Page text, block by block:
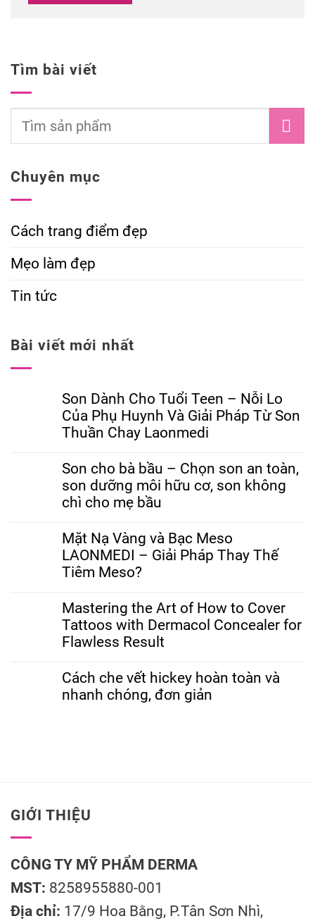
Tìm bài viết
Chuyên mục
Cách trang điểm đẹp
Mẹo làm đẹp
Tin tức
Bài viết mới nhất
Son Dành Cho Tuổi Teen – Nỗi Lo
Của Phụ Huynh Và Giải Pháp Từ Son
Thuần Chay Laonmedi
Son cho bà bầu – Chọn son an toàn,
son dưỡng môi hữu cơ, son không
chì cho mẹ bầu
Mặt Nạ Vàng và Bạc Meso
LAONMEDI – Giải Pháp Thay Thế
Tiêm Meso?
Mastering the Art of How to Cover
Tattoos with Dermacol Concealer for
Flawless Result
Cách che vết hickey hoàn toàn và
nhanh chóng, đơn giản
GIỚI THIỆU
CÔNG TY MỸ PHẨM DERMA
MST: 8258955880-001
Địa chỉ: 17/9 Hoa Bằng, P.Tân Sơn Nhì,